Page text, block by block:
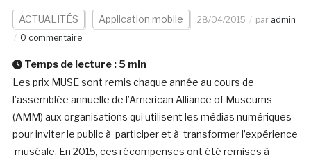
ACTUALITÉS Application mobile 28/04/2015 par admin
0 commentaire
Temps de lecture : 5 min
Les prix MUSE sont remis chaque année au cours de
l’assemblée annuelle de l’American Alliance of Museums
(AMM) aux organisations qui utilisent les médias numériques
pour inviter le public à participer et à transformer l’expérience
muséale. En 2015, ces récompenses ont été remises à